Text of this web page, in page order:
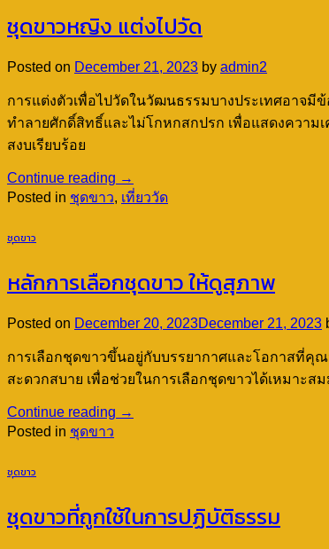
ชุดขาวหญิง แต่งไปวัด
Posted on December 21, 2023 by admin2
การแต่งตัวเพื่อไปวัดในวัฒนธรรมบางประเทศอาจ
ทำลายศักดิ์สิทธิ์และไม่โกหกสกปรก เพื่อแสดงความ
สงบเรียบร้อย
Continue reading →
Posted in ชุดขาว, เที่ยววัด
ชุดขาว
หลักการเลือกชุดขาว ให้ดูสุภาพ
Posted on December 20, 2023December 21, 2023
การเลือกชุดขาวขึ้นอยู่กับบรรยากาศและโอกาสที่คุ
สะดวกสบาย เพื่อช่วยในการเลือกชุดขาวได้เหมาะส
Continue reading →
Posted in ชุดขาว
ชุดขาว
ชุดขาวที่ถูกใช้ในการปฏิบัติธรรม